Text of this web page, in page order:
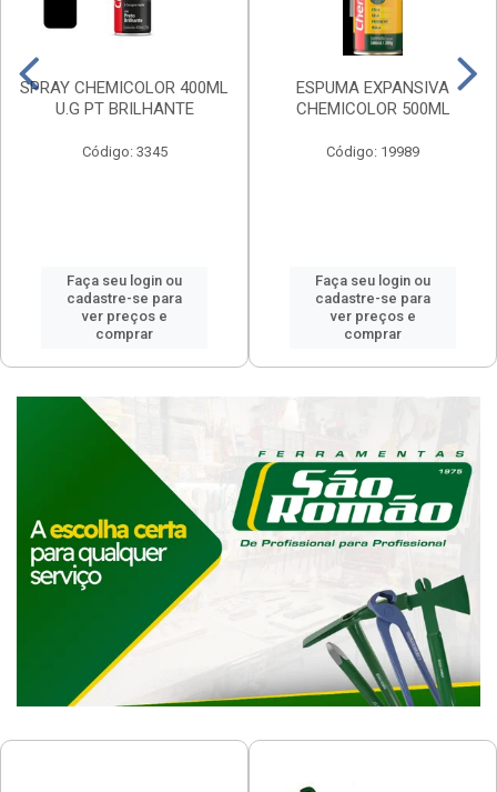
SPRAY CHEMICOLOR 400ML
U.G PT BRILHANTE
Código: 3345
Faça seu login ou
cadastre-se para
ver preços e
comprar
ESPUMA EXPANSIVA
CHEMICOLOR 500ML
Código: 19989
Faça seu login ou
cadastre-se para
ver preços e
comprar